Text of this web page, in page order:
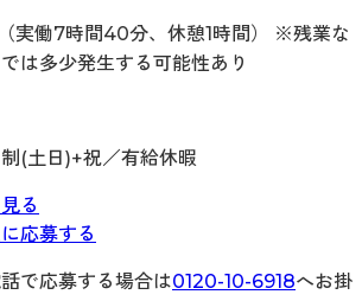
実働7時間40分、休憩1時間） ※残業な
は多少発生する可能性あり
(土日)+祝／有給休暇
る
応募する
で応募する場合は0120-10-6918へお掛